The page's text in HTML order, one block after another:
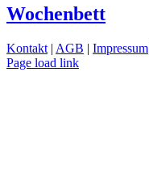
Wochenbett
Kontakt | AGB | Impressum
Page load link